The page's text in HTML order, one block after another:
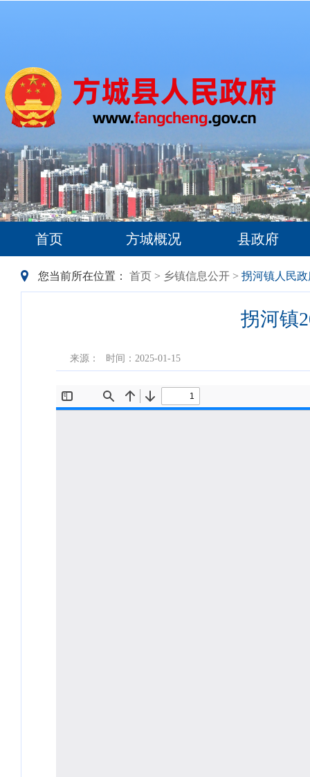
首页 方城概况 县政府
您当前所在位置： 首页 > 乡镇信息公开 > 拐河镇人民政
拐河镇
来源： 时间：2025-01-15